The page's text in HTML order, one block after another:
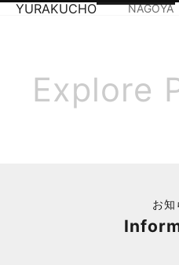
YURAKUCHO NAGOYA
Explore
お知